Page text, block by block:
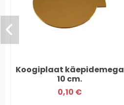
Koogiplaat käepidemega
10 cm.
0,10 €